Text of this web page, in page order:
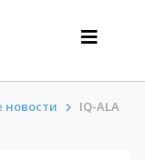
новости
IQ-ALA